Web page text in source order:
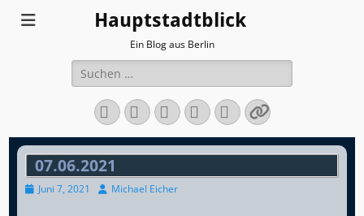
Hauptstadtblick
Ein Blog aus Berlin
Suchen
nach:
Facebook
TwitterLinkedIn
FlickrInstagram
07.06.2021
Veröffentlicht
Juni 7, 2021 AutorMichael Eicher